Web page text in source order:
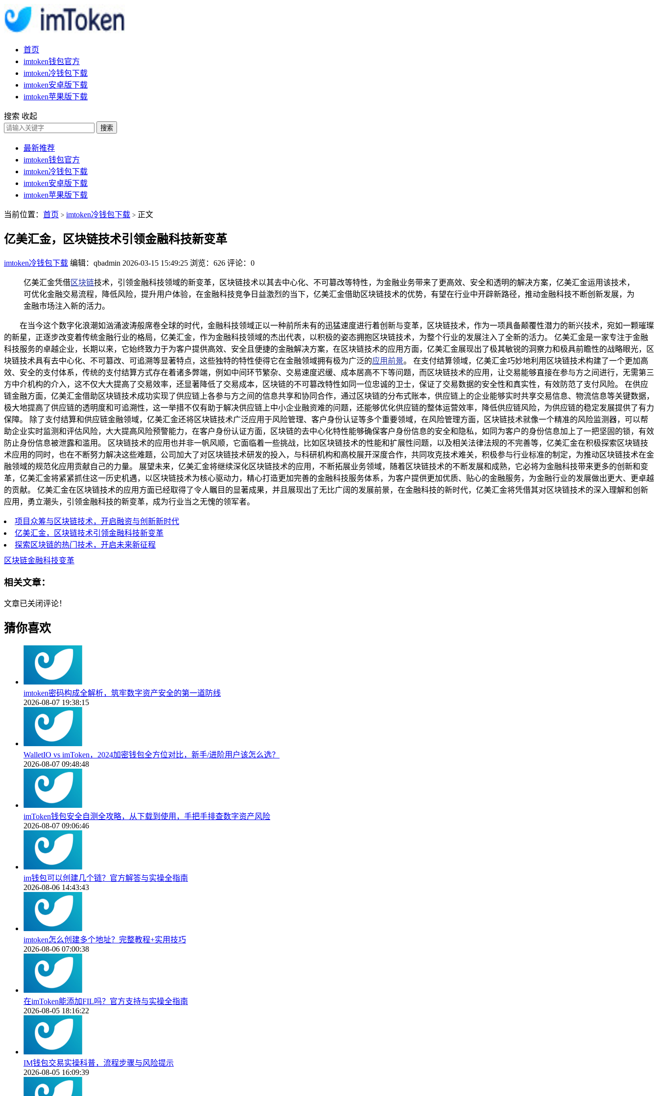
首页
imtoken钱包官方
imtoken冷钱包下载
imtoken安卓版下载
imtoken苹果版下载
搜索 收起
搜索
最新推荐
imtoken钱包官方
imtoken冷钱包下载
imtoken安卓版下载
imtoken苹果版下载
当前位置： 首页 > imtoken冷钱包下载 > 正文
亿美汇金，区块链技术引领金融科技新变革
imtoken冷钱包下载 编辑：qbadmin 2026-03-15 15:49:25 浏览：626 评论：0
亿美汇金凭借区块链技术，引领金融科技领域的新变革，区块链技术以其去中心化、不可篡改等特性，为金融业务带来了更高效、安全和透明的解决方案，亿美汇金运用该技术，
可优化金融交易流程，降低风险，提升用户体验，在金融科技竞争日益激烈的当下，亿美汇金借助区块链技术的优势，有望在行业中开辟新路径，推动金融科技不断创新发展，为
金融市场注入新的活力。
在当今这个数字化浪潮如汹涌波涛般席卷全球的时代，金融科技领域正以一种前所未有的迅猛速度进行着创新与变革，区块链技术，作为一项具备颠覆性潜力的新兴技术，宛如一颗璀璨
的新星，正逐步改变着传统金融行业的格局，亿美汇金，作为金融科技领域的杰出代表，以积极的姿态拥抱区块链技术，为整个行业的发展注入了全新的活力。 亿美汇金是一家专注于金融
科技服务的卓越企业，长期以来，它始终致力于为客户提供高效、安全且便捷的金融解决方案，在区块链技术的应用方面，亿美汇金展现出了极其敏锐的洞察力和极具前瞻性的战略眼光，区
块链技术具有去中心化、不可篡改、可追溯等显著特点，这些独特的特性使得它在金融领域拥有极为广泛的应用前景。 在支付结算领域，亿美汇金巧妙地利用区块链技术构建了一个更加高
效、安全的支付体系，传统的支付结算方式存在着诸多弊端，例如中间环节繁杂、交易速度迟缓、成本居高不下等问题，而区块链技术的应用，让交易能够直接在参与方之间进行，无需第三
方中介机构的介入，这不仅大大提高了交易效率，还显著降低了交易成本，区块链的不可篡改特性如同一位忠诚的卫士，保证了交易数据的安全性和真实性，有效防范了支付风险。 在供应
链金融方面，亿美汇金借助区块链技术成功实现了供应链上各参与方之间的信息共享和协同合作，通过区块链的分布式账本，供应链上的企业能够实时共享交易信息、物流信息等关键数据，
极大地提高了供应链的透明度和可追溯性，这一举措不仅有助于解决供应链上中小企业融资难的问题，还能够优化供应链的整体运营效率，降低供应链风险，为供应链的稳定发展提供了有力
保障。 除了支付结算和供应链金融领域，亿美汇金还将区块链技术广泛应用于风险管理、客户身份认证等多个重要领域，在风险管理方面，区块链技术就像一个精准的风险监测器，可以帮
助企业实时监测和评估风险，大大提高风险预警能力，在客户身份认证方面，区块链的去中心化特性能够确保客户身份信息的安全和隐私，如同为客户的身份信息加上了一把坚固的锁，有效
防止身份信息被泄露和滥用。 区块链技术的应用也并非一帆风顺，它面临着一些挑战，比如区块链技术的性能和扩展性问题，以及相关法律法规的不完善等，亿美汇金在积极探索区块链技
术应用的同时，也在不断努力解决这些难题，公司加大了对区块链技术研发的投入，与科研机构和高校展开深度合作，共同攻克技术难关，积极参与行业标准的制定，为推动区块链技术在金
融领域的规范化应用贡献自己的力量。 展望未来，亿美汇金将继续深化区块链技术的应用，不断拓展业务领域，随着区块链技术的不断发展和成熟，它必将为金融科技带来更多的创新和变
革，亿美汇金将紧紧抓住这一历史机遇，以区块链技术为核心驱动力，精心打造更加完善的金融科技服务体系，为客户提供更加优质、贴心的金融服务，为金融行业的发展做出更大、更卓越
的贡献。 亿美汇金在区块链技术的应用方面已经取得了令人瞩目的显著成果，并且展现出了无比广阔的发展前景，在金融科技的新时代，亿美汇金将凭借其对区块链技术的深入理解和创新
应用，勇立潮头，引领金融科技的新变革，成为行业当之无愧的领军者。
项目众筹与区块链技术，开启融资与创新新时代
亿美汇金，区块链技术引领金融科技新变革
探索区块链的热门技术，开启未来新征程
区块链金融科技变革
相关文章：
文章已关闭评论！
猜你喜欢
imtoken密码构成全解析，筑牢数字资产安全的第一道防线
2026-08-07 19:38:15
WalletIO vs imToken，2024加密钱包全方位对比，新手/进阶用户该怎么选？
2026-08-07 09:48:48
imToken钱包安全自测全攻略，从下载到使用，手把手排查数字资产风险
2026-08-07 09:06:46
im钱包可以创建几个链？官方解答与实操全指南
2026-08-06 14:43:43
imtoken怎么创建多个地址？完整教程+实用技巧
2026-08-06 07:00:38
在imToken能添加FIL吗？官方支持与实操全指南
2026-08-05 18:16:22
IM钱包交易实操科普，流程步骤与风险提示
2026-08-05 16:09:39